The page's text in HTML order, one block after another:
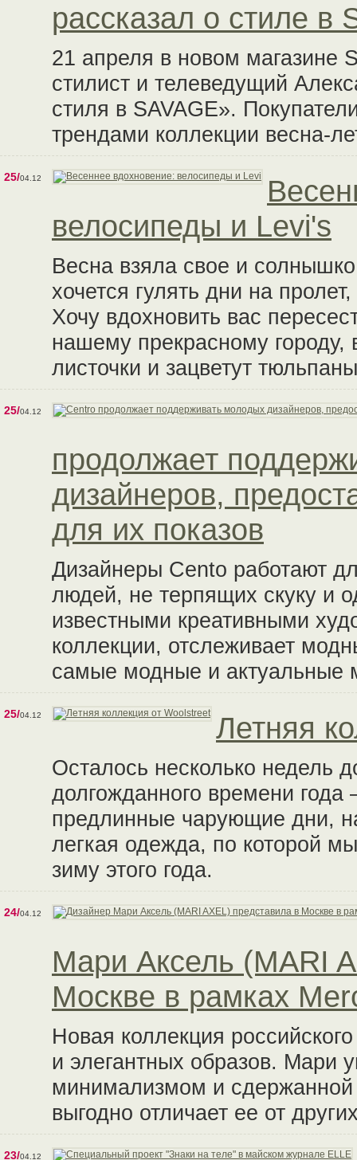
рассказал о стиле
21 апреля в новом магазине
стилист и телеведущий
стиля в SAVAGE».
трендами коллекции весна-
25/04.12
велосипеды и Levi's
Весна взяла свое и
хочется гулять дни на
Хочу вдохновить вас
нашему прекрасному городу,
листочки и зацветут
25/04.12
продолжает
дизайнеров,
для их показов
Дизайнеры Cento работают
людей, не терпящих скуку и
известными креативными
коллекции, отслеживает
самые модные и актуальные
25/04.12 Летняя
Осталось несколько недель
долгожданного времени
предлинные чарующие дни,
легкая одежда, по которой
зиму этого года.
24/04.12
Мари Аксель (MARI
Москве в рамках
Новая коллекция
и элегантных образов. Мари
минимализмом и сдержанной
выгодно отличает ее от
23/04.12